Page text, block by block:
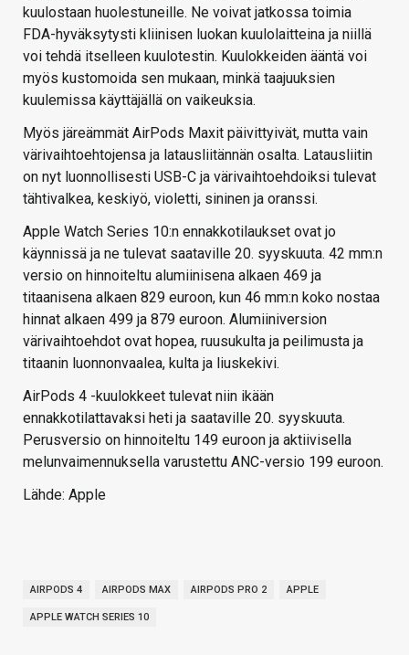
kuulostaan huolestuneille. Ne voivat jatkossa toimia
FDA-hyväksytysti kliinisen luokan kuulolaitteina ja niillä
voi tehdä itselleen kuulotestin. Kuulokkeiden ääntä voi
myös kustomoida sen mukaan, minkä taajuuksien
kuulemissa käyttäjällä on vaikeuksia.
Myös järeämmät AirPods Maxit päivittyivät, mutta vain
värivaihtoehtojensa ja latausliitännän osalta. Latausliitin
on nyt luonnollisesti USB-C ja värivaihtoehdoiksi tulevat
tähtivalkea, keskiyö, violetti, sininen ja oranssi.
Apple Watch Series 10:n ennakkotilaukset ovat jo
käynnissä ja ne tulevat saataville 20. syyskuuta. 42 mm:n
versio on hinnoiteltu alumiinisena alkaen 469 ja
titaanisena alkaen 829 euroon, kun 46 mm:n koko nostaa
hinnat alkaen 499 ja 879 euroon. Alumiiniversion
värivaihtoehdot ovat hopea, ruusukulta ja peilimusta ja
titaanin luonnonvaalea, kulta ja liuskekivi.
AirPods 4 -kuulokkeet tulevat niin ikään
ennakkotilattavaksi heti ja saataville 20. syyskuuta.
Perusversio on hinnoiteltu 149 euroon ja aktiivisella
melunvaimennuksella varustettu ANC-versio 199 euroon.
Lähde: Apple
AIRPODS 4 AIRPODS MAX AIRPODS PRO 2 APPLE
APPLE WATCH SERIES 10